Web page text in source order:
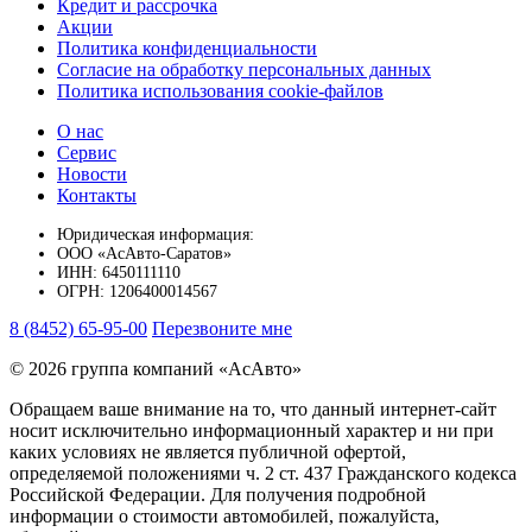
Кредит и рассрочка
Акции
Политика конфиденциальности
Согласие на обработку персональных данных
Политика использования cookie-файлов
О нас
Сервис
Новости
Контакты
Юридическая информация:
ООО «АсАвто-Саратов»
ИНН: 6450111110
ОГРН: 1206400014567
8 (8452) 65-95-00 Перезвоните мне
© 2026 группа компаний «‎АсАвто»
Обращаем ваше внимание на то, что данный интернет-сайт
носит исключительно информационный характер и ни при
каких условиях не является публичной офертой,
определяемой положениями ч. 2 ст. 437 Гражданского кодекса
Российской Федерации. Для получения подробной
информации о стоимости автомобилей, пожалуйста,